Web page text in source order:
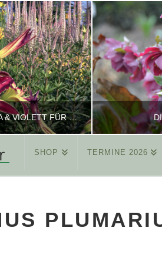
TAGLILIEN NEU ENTDECKT: ROSA & VIOLETT FÜR ROMANTISCHE PFLANZKOMBINATIONEN
SHOP TERMINE 2026